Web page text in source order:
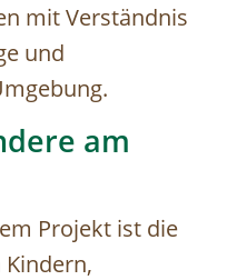
mit Verständnis
und
am
Projekt ist die